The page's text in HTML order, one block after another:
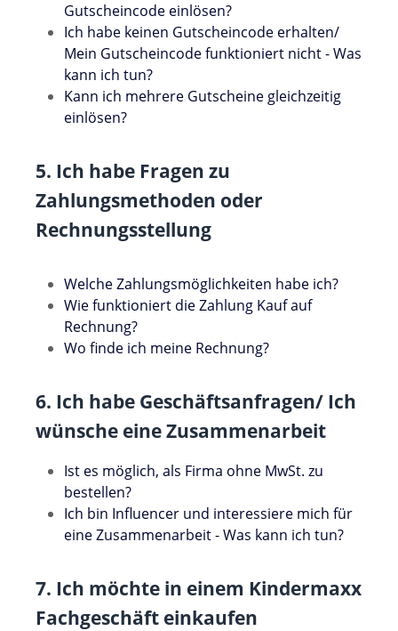
Gutscheincode einlösen?
Ich habe keinen Gutscheincode erhalten/
Mein Gutscheincode funktioniert nicht - Was
kann ich tun?
Kann ich mehrere Gutscheine gleichzeitig
einlösen?
5. Ich habe Fragen zu
Zahlungsmethoden oder
Rechnungsstellung
Welche Zahlungsmöglichkeiten habe ich?
Wie funktioniert die Zahlung Kauf auf
Rechnung?
Wo finde ich meine Rechnung?
6. Ich habe Geschäftsanfragen/ Ich
wünsche eine Zusammenarbeit
Ist es möglich, als Firma ohne MwSt. zu
bestellen?
Ich bin Influencer und interessiere mich für
eine Zusammenarbeit - Was kann ich tun?
7. Ich möchte in einem Kindermaxx
Fachgeschäft einkaufen